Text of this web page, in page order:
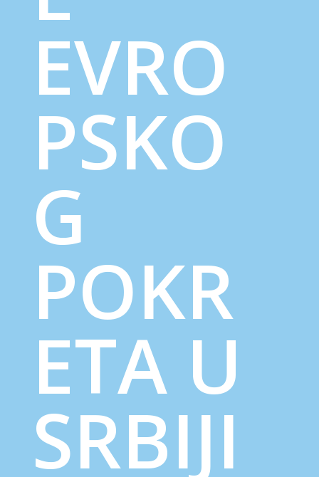
EVRO
PSKO
G
POKR
ETA U
SRBIJI